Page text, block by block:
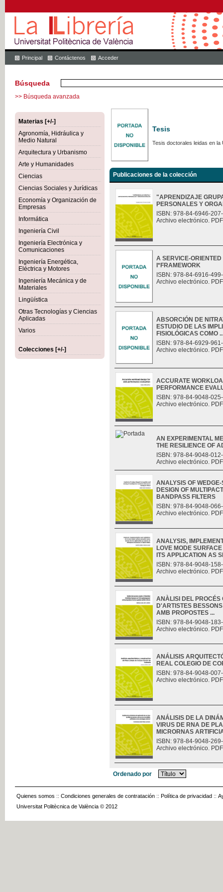
Principal Contáctenos Acceder
Búsqueda
>> Búsqueda avanzada
Materias [+/-]
Agronomía, Hidráulica y
Medio Natural
Arquitectura y Urbanismo
Arte y Humanidades
Ciencias
Ciencias Sociales y Jurídicas
Economía y Organización de
Empresas
Informática
Ingeniería Civil
Ingeniería Electrónica y
Comunicaciones
Ingeniería Energética,
Eléctrica y Motores
Ingeniería Mecánica y de
Materiales
Lingüística
Otras Tecnologías y Ciencias
Aplicadas
Varios
Colecciones [+/-]
Tesis
Tesis doctorales leidas en la
Publicaciones de la colección
"APRENDIZAJE
PERSONALES Y
ISBN: 978-84-6946-
Archivo electrónico.
A SERVICE-
I*FRAMEWORK
ISBN: 978-84-6916-
Archivo electrónico.
ABSORCIÓN DE
ESTUDIO DE LAS
FISIOLÓGICAS COMO
ISBN: 978-84-6929-
Archivo electrónico.
ACCURATE
PERFORMANCE
ISBN: 978-84-9048-
Archivo electrónico.
AN EXPERIMENTAL
THE RESILIENCE OF
ISBN: 978-84-9048-
Archivo electrónico.
ANALYSIS OF
DESIGN OF
BANDPASS FILTERS
ISBN: 978-84-9048-
Archivo electrónico.
ANALYSIS,
LOVE MODE
ITS APPLICATION AS
ISBN: 978-84-9048-
Archivo electrónico.
ANÀLISI DEL PROCÉS
D'ARTISTES
AMB PROPOSTES ...
ISBN: 978-84-9048-
Archivo electrónico.
ANÁLISIS
REAL COLEGIO DE
ISBN: 978-84-9048-
Archivo electrónico.
ANÁLISIS DE LA
VIRUS DE RNA DE
MICRORNAS
ISBN: 978-84-9048-
Archivo electrónico.
Ordenado por
Quienes somos :: Condiciones generales de contratación :: Política de privacidad ::
Universitat Politècnica de València © 2012